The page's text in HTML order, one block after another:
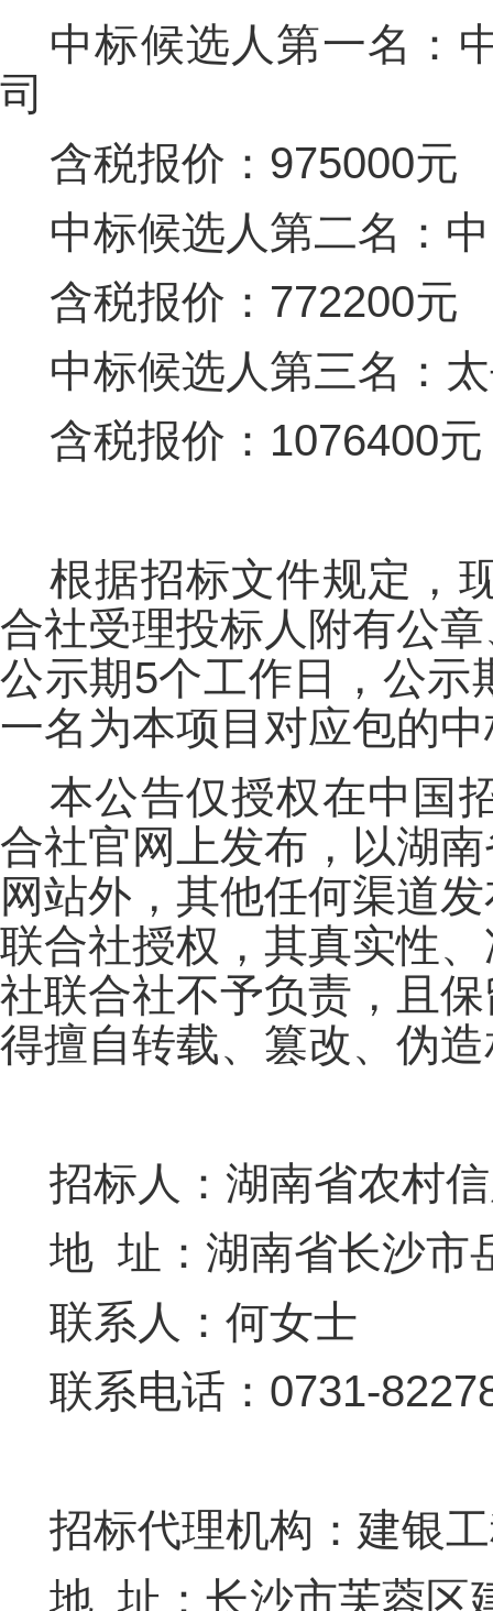
中标候选人第一名：
司
含税报价：975000元
中标候选人第二名：
含税报价：772200元
中标候选人第三名：
含税报价：1076400元
根据招标文件规定，
合社受理投标人附有公
公示期5个工作日，公示
一名为本项目对应包的
本公告仅授权在中国
合社官网上发布，以湖
网站外，其他任何渠道
联合社授权，其真实性
社联合社不予负责，且
得擅自转载、篡改、伪
招标人：湖南省农村
地 址：湖南省长沙市
联系人：何女士
联系电话：0731-
招标代理机构：建银
地 址：长沙市芙蓉区